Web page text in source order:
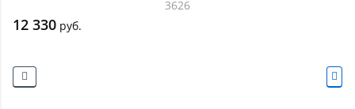
3626
12 330 руб.